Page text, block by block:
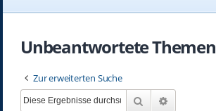
Unbeantwortete Themen
Zur erweiterten Suche
Suche